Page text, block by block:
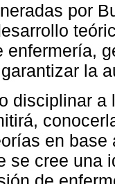
por
enfermería,
la
disciplinar
en
se cree una